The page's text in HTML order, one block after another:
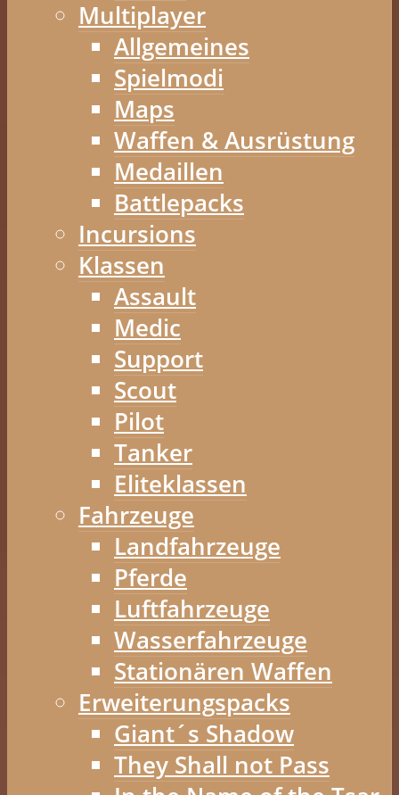
Multiplayer
Allgemeines
Spielmodi
Maps
Waffen & Ausrüstung
Medaillen
Battlepacks
Incursions
Klassen
Assault
Medic
Support
Scout
Pilot
Tanker
Eliteklassen
Fahrzeuge
Landfahrzeuge
Pferde
Luftfahrzeuge
Wasserfahrzeuge
Stationären Waffen
Erweiterungspacks
Giant´s Shadow
They Shall not Pass